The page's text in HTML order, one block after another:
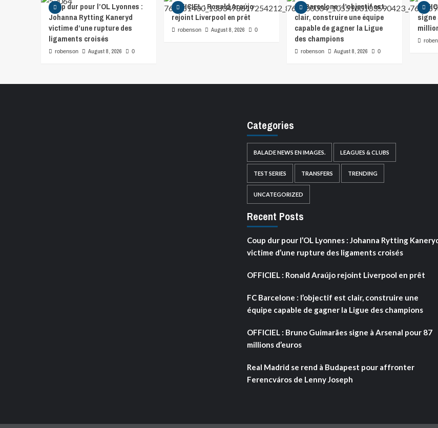
Coup dur pour l’OL Lyonnes :
Johanna Rytting Kaneryd
victime d’une rupture des
ligaments croisés
robenson August 8, 2026 0
OFFICIEL : Ronald Araújo
rejoint Liverpool en prêt
robenson August 8, 2026 0
FC Barcelone : l’objectif est
clair, construire une équipe
capable de gagner la Ligue
des champions
robenson August 8, 2026 0
signe
Categories
BALADE NEWS EN IMAGES. LEAGUES & CLUBS
TEST SERIES TRANSFERS TRENDING
UNCATEGORIZED
Recent Posts
Coup dur pour l’OL Lyonnes : Johanna Rytting
victime d’une rupture des ligaments croisés
OFFICIEL : Ronald Araújo rejoint Liverpool en prêt
FC Barcelone : l’objectif est clair, construire une
équipe capable de gagner la Ligue des champions
OFFICIEL : Bruno Guimarães signe à Arsenal pour 87
millions d’euros
Real Madrid se rend à Budapest pour affronter
Ferencváros de Lenny Joseph